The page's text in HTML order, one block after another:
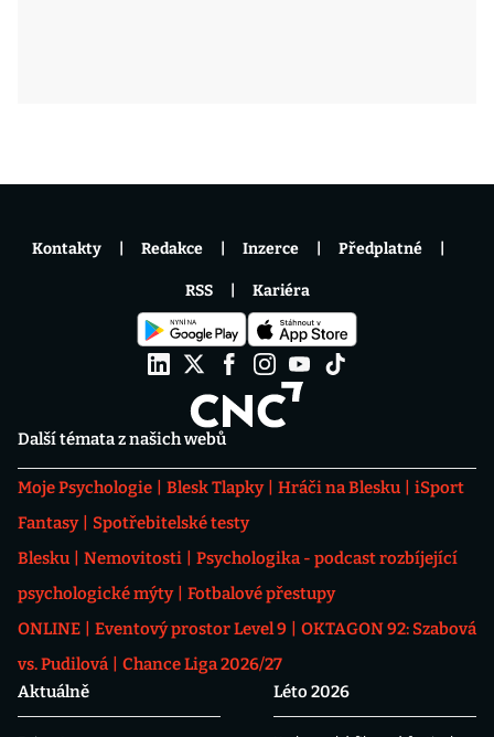
Další témata z našich webů
Moje Psychologie Blesk Tlapky Hráči na Blesku
iSport
Fantasy
Spotřebitelské testy
Blesku
Nemovitosti
Psychologika - podcast rozbíjející
psychologické mýty
Fotbalové přestupy
ONLINE
Eventový prostor Level 9
OKTAGON 92: Szabová
vs. Pudilová
Chance Liga 2026/27
Aktuálně
Léto 2026
Kontakty Redakce Inzerce Předplatné
RSS Kariéra